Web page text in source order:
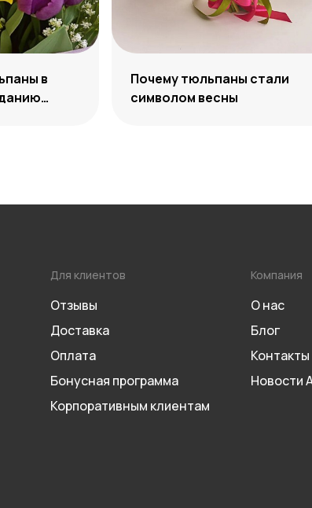
в
Почему тюльпаны стали
символом весны
Для клиентов
Отзывы
Доставка
Оплата
Бонусная программа
Корпоративным клиентам
Компания
О нас
Блог
Контакты
Новости